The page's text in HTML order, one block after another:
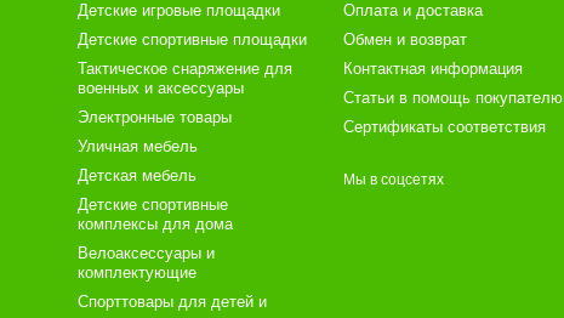
Детские игровые площадки
Детские спортивные площадки
Тактическое снаряжение для
военных и аксессуары
Электронные товары
Уличная мебель
Детская мебель
Детские спортивные
комплексы для дома
Велоаксессуары и
комплектующие
Спорттовары для детей и
Оплата и доставка
Обмен и возврат
Контактная информация
Статьи в помощь покупателю
Сертификаты соответствия
Мы в соцсетях